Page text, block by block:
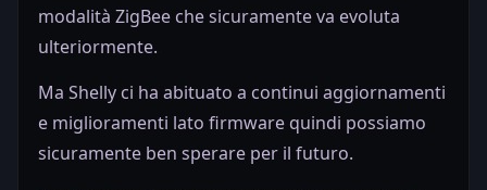
modalità ZigBee che sicuramente va evoluta
ulteriormente.
Ma Shelly ci ha abituato a continui aggiornamenti
e miglioramenti lato firmware quindi possiamo
sicuramente ben sperare per il futuro.